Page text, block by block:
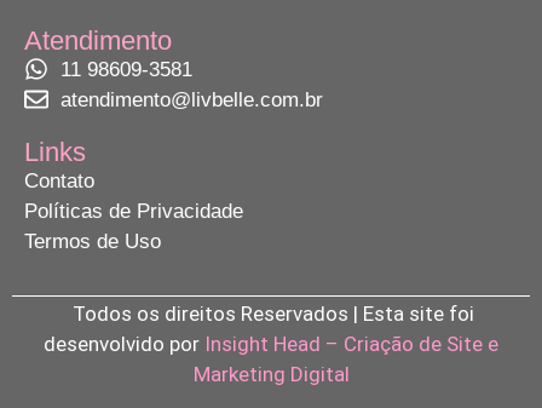
Atendimento
11 98609-3581
atendimento@livbelle.com.br
Links
Contato
Políticas de Privacidade
Termos de Uso
Todos os direitos Reservados | Esta site foi
desenvolvido por Insight Head – Criação de Site e
Marketing Digital